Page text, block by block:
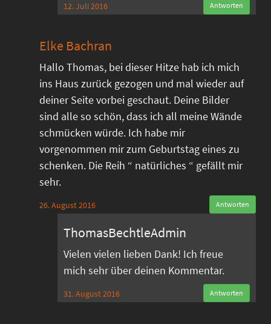
12. Juli 2016 Antworten
Elke Bachran
Hallo Thomas, bei dieser Hitze hab ich mich
ins Haus zurück gezogen und mal wieder auf
deiner Seite vorbei geschaut. Deine Bilder
sind alle so schön, dass ich all meine Wände
schmücken würde. Ich habe mir
vorgenommen mir zum Geburtstag eines zu
schenken. Die Reih “ natürliches “ gefällt mir
sehr.
26. August 2016 Antworten
ThomasBechtleAdmin
Vielen vielen lieben Dank! Ich freue
mich sehr über deinen Kommentar.
31. August 2016 Antworten